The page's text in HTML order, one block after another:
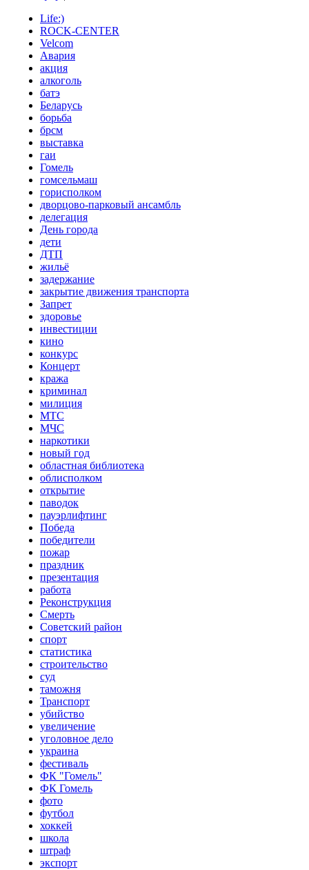
Life:)
ROCK-CENTER
Velcom
Авария
акция
алкоголь
батэ
Беларусь
борьба
брсм
выставка
гаи
Гомель
гомсельмаш
горисполком
дворцово-парковый ансамбль
делегация
День города
дети
ДТП
жильё
задержание
закрытие движения транспорта
Запрет
здоровье
инвестиции
кино
конкурс
Концерт
кража
криминал
милиция
МТС
МЧС
наркотики
новый год
областная библиотека
облисполком
открытие
паводок
пауэрлифтинг
Победа
победители
пожар
праздник
презентация
работа
Реконструкция
Смерть
Советский район
спорт
статистика
строительство
суд
таможня
Транспорт
убийство
увеличение
уголовное дело
украина
фестиваль
ФК "Гомель"
ФК Гомель
фото
футбол
хоккей
школа
штраф
экспорт